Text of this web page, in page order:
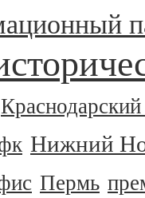
Нижний
Пермь